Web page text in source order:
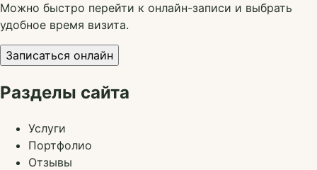
Можно быстро перейти к онлайн-записи и выбрать
удобное время визита.
Записаться онлайн
Разделы сайта
Услуги
Портфолио
Отзывы